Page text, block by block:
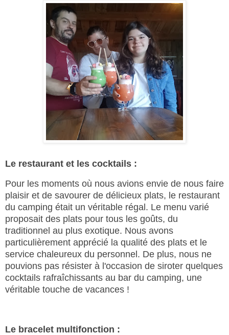
Le restaurant et les cocktails :
Pour les moments où nous avions envie de nous faire
plaisir et de savourer de délicieux plats, le restaurant
du camping était un véritable régal. Le menu varié
proposait des plats pour tous les goûts, du
traditionnel au plus exotique. Nous avons
particulièrement apprécié la qualité des plats et le
service chaleureux du personnel. De plus, nous ne
pouvions pas résister à l'occasion de siroter quelques
cocktails rafraîchissants au bar du camping, une
véritable touche de vacances !
Le bracelet multifonction :